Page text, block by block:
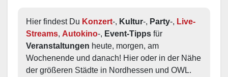
Hier findest Du Konzert-, Kultur-, Party-, Live-
Streams, Autokino-, Event-Tipps
Veranstaltungen heute, morgen, am
Wochenende und danach! Hier oder in der Nähe
der größeren Städte in Nordhessen und OWL.